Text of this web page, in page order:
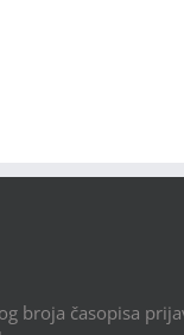
broja časopisa